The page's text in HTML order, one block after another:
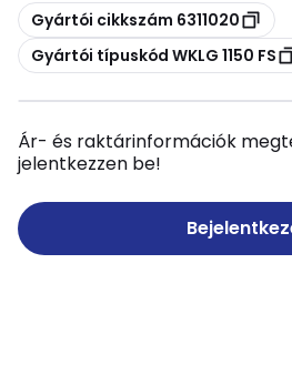
Másolás
Gyártói cikkszám 6311020
Másolás
Gyártói típuskód WKLG 1150 FS
Ár- és raktárinformációk
jelentkezzen be!